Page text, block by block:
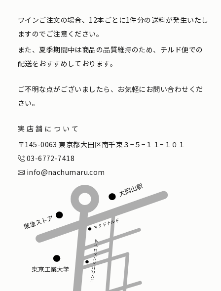
ワインご注文の場合、12本ごとに1件分の送料が発生いたし
ますのでご注意ください。
また、夏季期間中は商品の品質維持のため、チルド便での
配送をおすすめしております。
ご不明な点がございましたら、お気軽にお問い合わせくだ
さい。
実店舗について
〒145-0063 東京都大田区南千束３−５−１１−１０１
03-6772-7418
info@nachumaru.com